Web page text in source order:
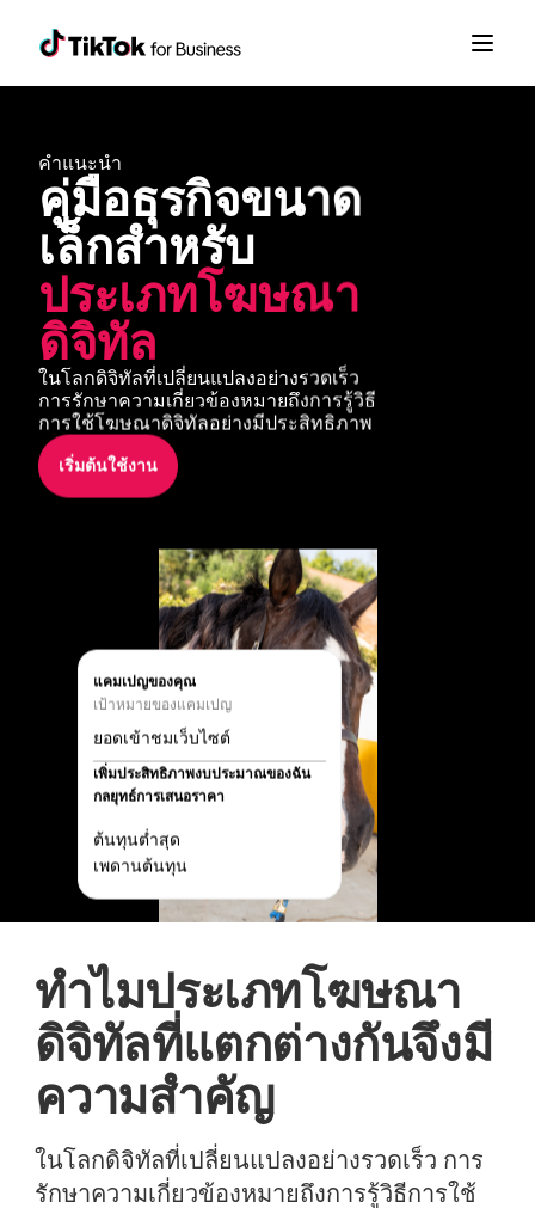
คำแนะนำ
คู่มือธุรกิจขนาด
ประเภทโฆษณา
ดิจิทัล
ในโลกดิจิทัลที่เปลี่ยนแปลงอย่างรวดเร็ว
การรักษาความเกี่ยวข้องหมายถึงการรู้วิธี
การใช้โฆษณาดิจิทัลอย่างมีประสิทธิภาพ
เริ่มต้นใช้งาน
แคมเปญของคุณ
เป้าหมายของแคมเปญ
ยอดเข้าชมเว็บไซต์
เพิ่มประสิทธิภาพงบประมาณของฉัน
กลยุทธ์การเสนอราคา
ต้นทุนต่ำสุด
เพดานต้นทุน
ทำไมประเภทโฆษณา
ดิจิทัลที่แตกต่างกันจึงมี
ความสำคัญ
ในโลกดิจิทัลที่เปลี่ยนแปลงอย่างรวดเร็ว การ
รักษาความเกี่ยวข้องหมายถึงการรู้วิธีการใช้